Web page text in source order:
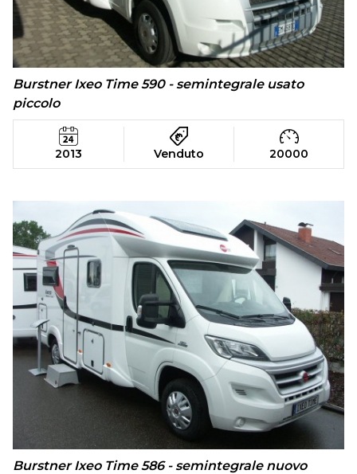
Burstner Ixeo Time 590 - semintegrale usato
piccolo
2013 Venduto 20000
Burstner Ixeo Time 586 - semintegrale nuovo